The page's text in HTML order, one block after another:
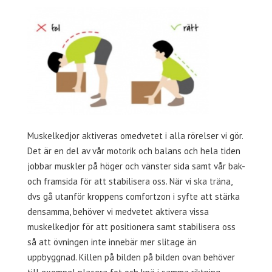
Muskelkedjor aktiveras omedvetet i alla rörelser vi gör.
Det är en del av vår motorik och balans och hela tiden
jobbar muskler på höger och vänster sida samt vår bak-
och framsida för att stabilisera oss. När vi ska träna,
dvs gå utanför kroppens comfortzon i syfte att stärka
densamma, behöver vi medvetet aktivera vissa
muskelkedjor för att positionera samt stabilisera oss
så att övningen inte innebär mer slitage än
uppbyggnad. Killen på bilden på bilden ovan behöver